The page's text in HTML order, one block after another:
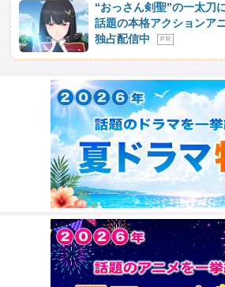
“おっさん剣聖”の一太
話題の本格アクションア
独占配信中
P R